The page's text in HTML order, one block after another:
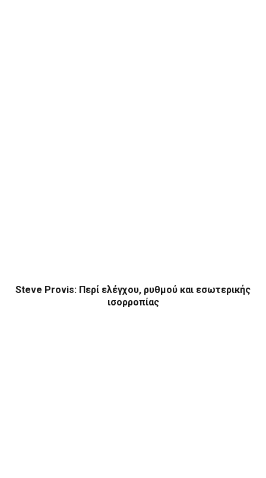
Steve Provis: Περί ελέγχου, ρυθμού και εσωτερικής
ισορροπίας